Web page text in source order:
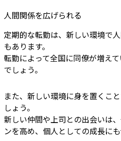
人間関係を広げられる
定期的な転勤は、新しい環境で
もあります。
転勤によって全国に同僚が増え
でしょう。
また、新しい環境に身を置くこ
しょう。
新しい仲間や上司との出会いは
ンを高め、個人としての成長にも